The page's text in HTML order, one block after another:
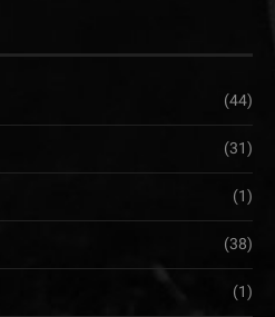
(44)
(31)
(1)
(38)
(1)